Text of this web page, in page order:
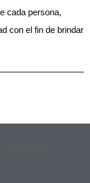
cada persona,
con el fin de brindar